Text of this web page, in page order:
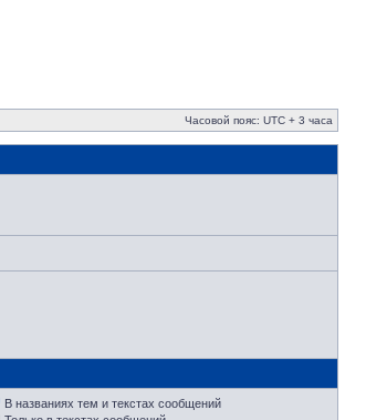
Часовой пояс: UTC + 3 часа
В названиях тем и текстах сообщений